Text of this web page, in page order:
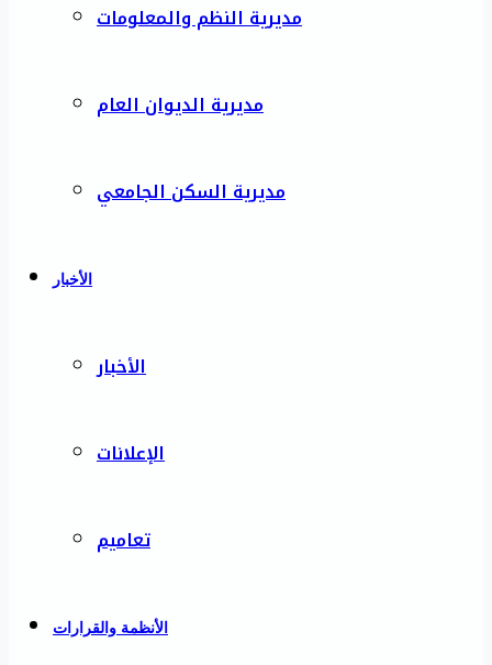
مديرية النظم والمعلومات
مديرية الديوان العام
مديرية السكن الجامعي
الأخبار
الأخبار
الإعلانات
تعاميم
الأنظمة والقرارات